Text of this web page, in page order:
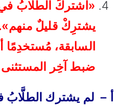
«اشتركَ الطلَّابُ
يشترِكْ قليلٌ منهم».
السابقة، مُستخدِمًا
ضبط آخِر
أ – لم يشترك الطلَّابُ